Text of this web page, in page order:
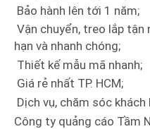
Bảo hành lên tới 1 năm;
Vận chuyển, treo lắp
hạn và nhanh chóng;
Thiết kế mẫu mã nhanh;
Giá rẻ nhất TP. HCM;
Dịch vụ, chăm sóc
Công ty quảng cáo Tầm